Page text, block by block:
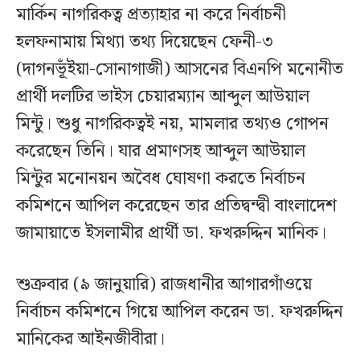
মার্কিন নাগরিকত্ব প্রত্যাহার না করে নির্বাচনী
হলফনামায় মিথ্যা তথ্য দিয়েছেন ফেনী-৩
(দাগনভূঁইয়া-সোনাগাজী) আসনের বিএনপি মনোনীত
প্রার্থী দলটির ভাইস চেয়ারম্যান আব্দুল আউয়াল
মিন্টু। শুধু নাগরিকত্বই নয়, মামলার তথ্যও গোপন
করেছেন তিনি। যার প্রমাণসহ আব্দুল আউয়াল
মিন্টুর মনোনয়ন অবৈধ ঘোষণা করতে নির্বাচন
কমিশনে আপিল করেছেন তার প্রতিদ্বন্দ্বী বাংলাদেশ
জামায়াতে ইসলামীর প্রার্থী ডা. ফখরুদ্দিন মানিক।
শুক্রবার (৯ জানুয়ারি) রাজধানীর আগারগাঁওয়ে
নির্বাচন কমিশনে গিয়ে আপিল করেন ডা. ফখরুদ্দিন
মানিকের আইনজীবীরা।